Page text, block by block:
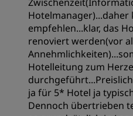
empfehlen...klar, das
renoviert werden(vor
Hotelleitung zum
ja für 5* Hotel ja
Dennoch übertrieben